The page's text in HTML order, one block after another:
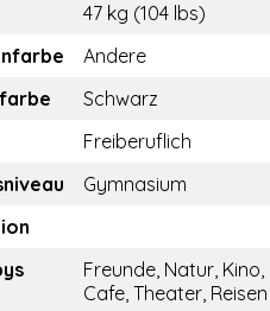
47 kg (104 lbs)
Andere
Schwarz
Freiberuflich
Gymnasium
Freunde, Natur, Kino,
Cafe, Theater, Reisen